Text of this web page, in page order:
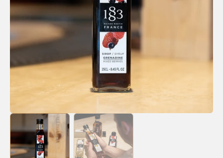
Open
media
1
in
gallery
view